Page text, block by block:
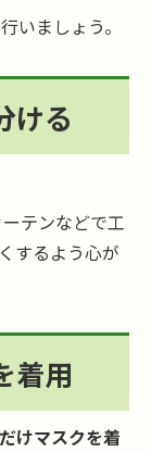
いましょう。
ける
テンなどで工
するよう心が
着用
けマスクを着